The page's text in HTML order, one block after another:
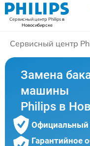
Сервисный центр Philipsв
Новосибирске
Сервисный центр
Замена
машины
Philips в
Официальный
Гарантийное